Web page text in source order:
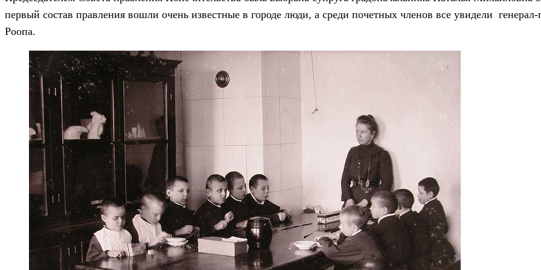
первый состав правления вошли очень известные в городе люди, а среди почетных членов все увидели генерал-
Роопа.